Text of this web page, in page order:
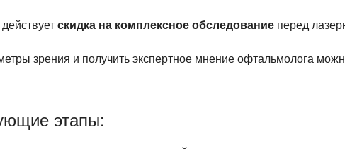
скидка на комплексное обследование перед
зрения и получить экспертное мнение офтальмолога
этапы: